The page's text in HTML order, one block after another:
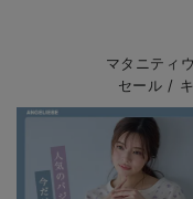
マタニティ
セール /